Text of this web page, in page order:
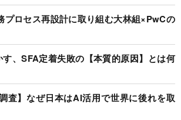
プロセス再設計に取り組む大林組×PwCの
、SFA定着失敗の【本質的原因】とは何
査】なぜ日本はAI活用で世界に後れを取